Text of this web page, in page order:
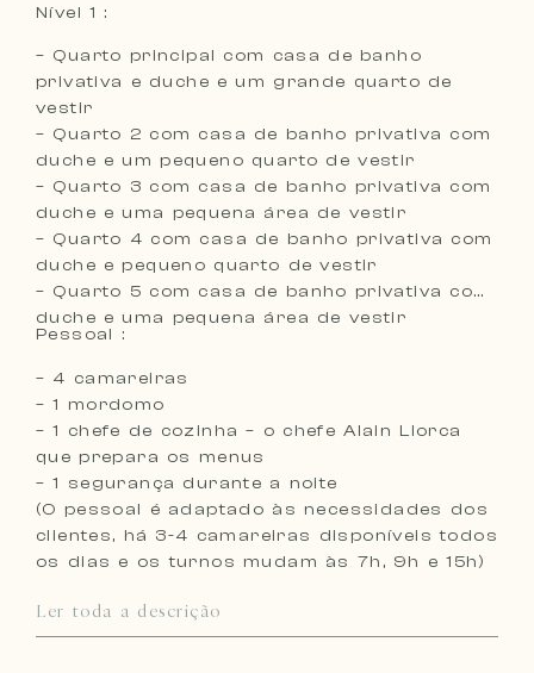
Nível 1 :
– Quarto principal com casa de banho
privativa e duche e um grande quarto de
vestir
– Quarto 2 com casa de banho privativa com
duche e um pequeno quarto de vestir
– Quarto 3 com casa de banho privativa com
duche e uma pequena área de vestir
– Quarto 4 com casa de banho privativa com
duche e pequeno quarto de vestir
– Quarto 5 com casa de banho privativa com
duche e uma pequena área de vestir
Pessoal :
– 4 camareiras
– 1 mordomo
– 1 chefe de cozinha – o chefe Alain Llorca
que prepara os menus
– 1 segurança durante a noite
(O pessoal é adaptado às necessidades dos
clientes, há 3-4 camareiras disponíveis todos
os dias e os turnos mudam às 7h, 9h e 15h)
Ler toda a descrição